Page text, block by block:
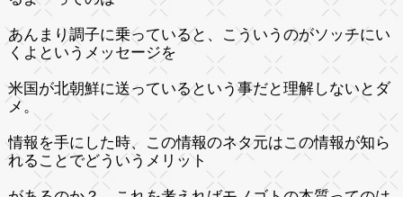
あんまり調子に乗っていると、こういうのがソッチにい
くよというメッセージを
米国が北朝鮮に送っているという事だと理解しないとダ
メ。
情報を手にした時、この情報のネタ元はこの情報が知ら
れることでどういうメリット